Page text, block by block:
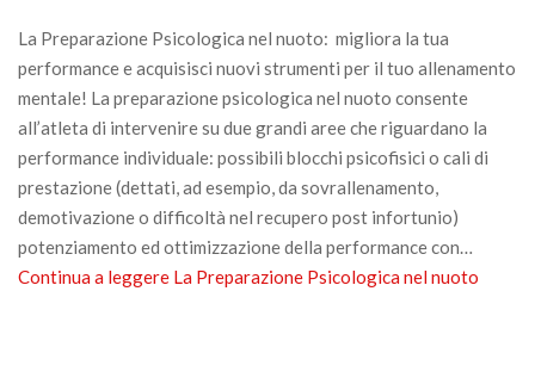
La Preparazione Psicologica nel nuoto: migliora la tua
performance e acquisisci nuovi strumenti per il tuo allenamento
mentale! La preparazione psicologica nel nuoto consente
all’atleta di intervenire su due grandi aree che riguardano la
performance individuale: possibili blocchi psicofisici o cali di
prestazione (dettati, ad esempio, da sovrallenamento,
demotivazione o difficoltà nel recupero post infortunio)
potenziamento ed ottimizzazione della performance con…
Continua a leggere La Preparazione Psicologica nel nuoto